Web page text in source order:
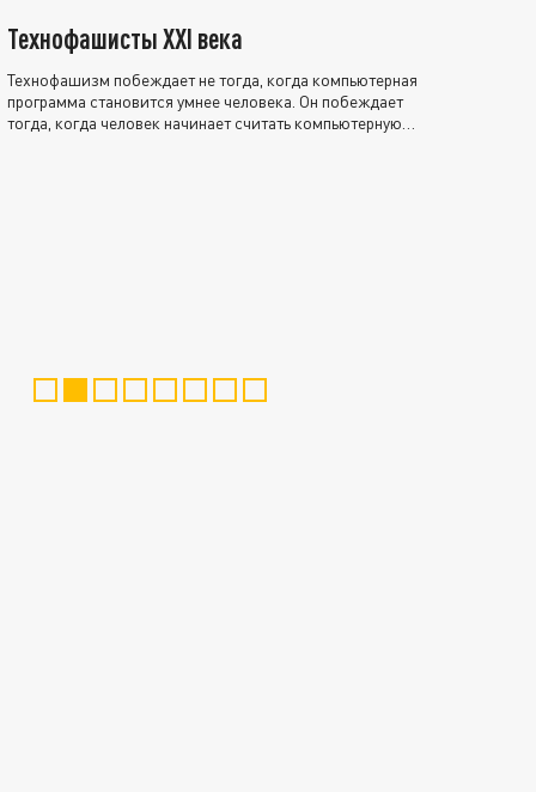
Технофашисты XXI века
Технофашизм побеждает не тогда, когда компьютерная
программа становится умнее человека. Он побеждает
тогда, когда человек начинает считать компьютерную